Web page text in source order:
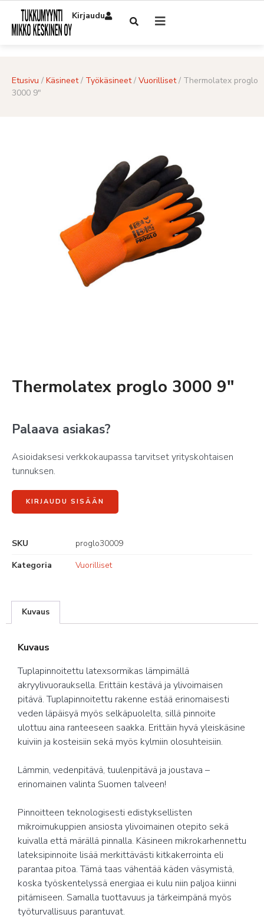
Kirjaudu
Etusivu / Käsineet/ Työkäsineet/ Vuorilliset/ Thermolatex proglo
3000 9″
Thermolatex proglo 3000 9″
Palaava asiakas?
Asioidaksesi verkkokaupassa tarvitset yrityskohtaisen
tunnuksen.
KIRJAUDU SISÄÄN
SKU
proglo30009
Kategoria
Vuorilliset
Kuvaus
Kuvaus
Tuplapinnoitettu latexsormikas lämpimällä
akryylivuorauksella. Erittäin kestävä ja ylivoimaisen
pitävä. Tuplapinnoitettu rakenne estää erinomaisesti
veden läpäisyä myös selkäpuolelta, sillä pinnoite
ulottuu aina ranteeseen saakka. Erittäin hyvä yleiskäsine
kuiviin ja kosteisiin sekä myös kylmiin olosuhteisiin.
Lämmin, vedenpitävä, tuulenpitävä ja joustava –
erinomainen valinta Suomen talveen!
Pinnoitteen teknologisesti edistyksellisten
mikroimukuppien ansiosta ylivoimainen otepito sekä
kuivalla että märällä pinnalla. Käsineen mikrokarhennettu
lateksipinnoite lisää merkittävästi kitkakerrointa eli
parantaa pitoa. Tämä taas vähentää käden väsymistä,
koska työskentelyssä energiaa ei kulu niin paljoa kiinni
pitämiseen. Samalla tuottavuus ja tärkeimpänä myös
työturvallisuus parantuvat.